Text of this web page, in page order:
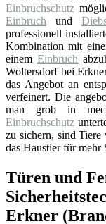
Einbruchschutz
Einbruch und
professionell
Kombination mit
einemEinbruch
Woltersdorf bei
das Angebot an
verfeinert. Die
man grob in
Einbruchschutz
zu sichern, sind
das Haustier für mehr
Türen und
Erkner